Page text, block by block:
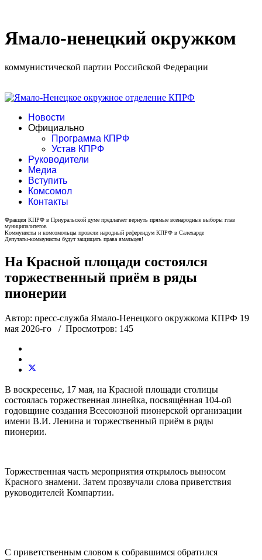
Ямало-ненецкий окружком
коммунистической партии Российской Федерации
Новости
Официально
Программа КПРФ
Устав КПРФ
Руководители
Медиа
Вступить
Комсомол
Контакты
Фракция КПРФ в Приуральской думе предлагает вернуть прямые всенародные выборы глав
муниципалитетов
Коммунисты и комсомольцы провели народный референдум КПРФ в Салехарде
Депутаты-коммунисты будут защищать права ямальцев!
На Красной площади состоялся
торжественный приём в ряды
пионерии
Автор: пресс-служба Ямало-Ненецкого окружкома КПРФ 19
мая 2026-го
/ Просмотров: 145
В воскресенье, 17 мая, на Красной площади столицы
состоялась торжественная линейка, посвящённая 104-ой
годовщине создания Всесоюзной пионерской организации
имени В.И. Ленина и торжественный приём в ряды
пионерии.
Торжественная часть мероприятия открылось выносом
Красного знамени. Затем прозвучали слова приветствия
руководителей Компартии.
С приветственным словом к собравшимся обратился